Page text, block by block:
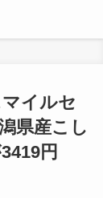
イルセ
県産こし
円